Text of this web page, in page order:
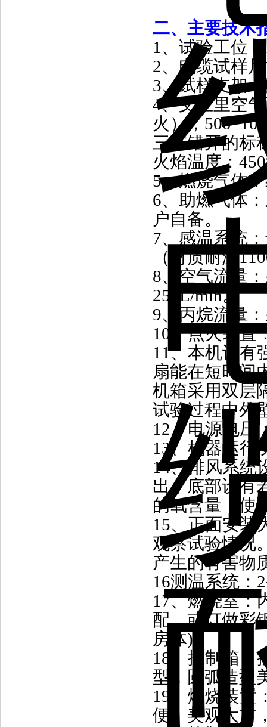
二、 主要技术
1 、 试验工位：
2、 电缆试样
3、 试样支架
4、文丘里空
火），
三排错开的标
火焰温度：
5、燃烧气体
6、 助燃气体
户自备。
7、 感温系统
（材质耐温
8、 空气流量
250L/min。
9、 丙烷流量
10
、点火装置
11、 本机设有
扇能在短时间
机箱采用双层
试验过程中外
12、电源电压
13 、 机器运行
14、 排风系统
出，底部设有
的氧含量，使
15、 正面安装
观察试验情况
产生的有害物
16测温系统： 2
17、燃烧室：
配，或订做彩
房体)
18
控制箱：
型，圆弧造型
19
燃烧装置
便、美观大方